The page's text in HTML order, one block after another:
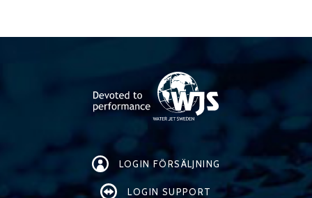
LOGIN FÖRSÄLJNING
LOGIN SUPPORT